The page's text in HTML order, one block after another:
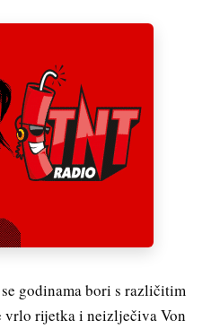
godinama bori s različitim
vrlo rijetka i neizlječiva Von